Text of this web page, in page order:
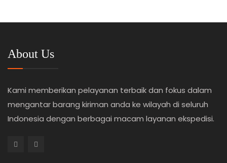
About Us
Kami memberikan pelayanan terbaik dan fokus dalam
mengantar barang kiriman anda ke wilayah di seluruh
Indonesia dengan berbagai macam layanan ekspedisi.